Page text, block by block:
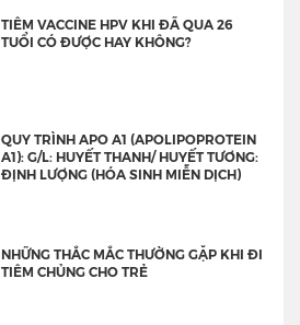
TIÊM VACCINE HPV KHI ĐÃ QUA 26
TUỔI CÓ ĐƯỢC HAY KHÔNG?
QUY TRÌNH APO A1 (APOLIPOPROTEIN
A1): G/L: HUYẾT THANH/ HUYẾT TƯƠNG:
ĐỊNH LƯỢNG (HÓA SINH MIỄN DỊCH)
NHỮNG THẮC MẮC THƯỜNG GẶP KHI ĐI
TIÊM CHỦNG CHO TRẺ